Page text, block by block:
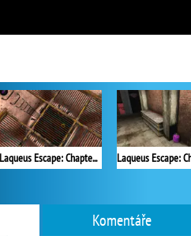
Laqueus Escape: Chapter 4
Komentáře